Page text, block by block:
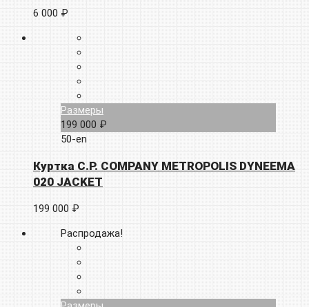
6 000 ₽
Размеры
199 000 ₽
50-en
Куртка C.P. COMPANY METROPOLIS DYNEEMA
020 JACKET
199 000 ₽
Распродажа!